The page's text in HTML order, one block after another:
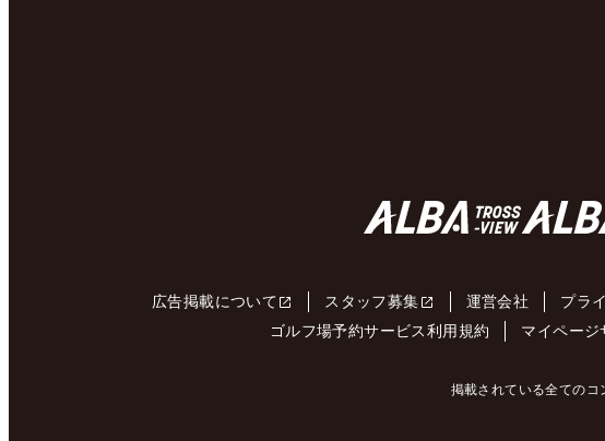
広告掲載について スタッフ募集 運営会社 プラ
ゴルフ場予約サービス利用規約
マイページ
掲載されている全ての